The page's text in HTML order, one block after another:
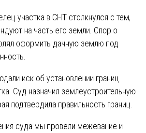
участка в СНТ столкнулся с тем,
на часть его земли. Спор о
оформить дачную землю под
иск об установлении границ
Суд назначил землеустроительную
подтвердила правильность границ.
суда мы провели межевание и